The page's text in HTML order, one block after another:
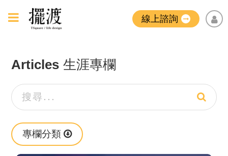
線上諮詢
Articles 生涯專欄
專欄分類